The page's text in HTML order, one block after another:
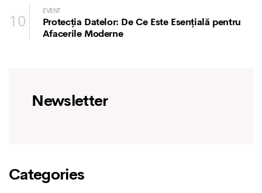
10
EVENT
Protecția Datelor: De Ce Este Esențială pentru
Afacerile Moderne
Newsletter
Categories